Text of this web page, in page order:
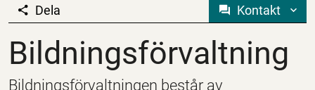
Bildningsförvaltning
Dela Kontakt
Bildningsförvaltning
Bildningsförvaltningen består av